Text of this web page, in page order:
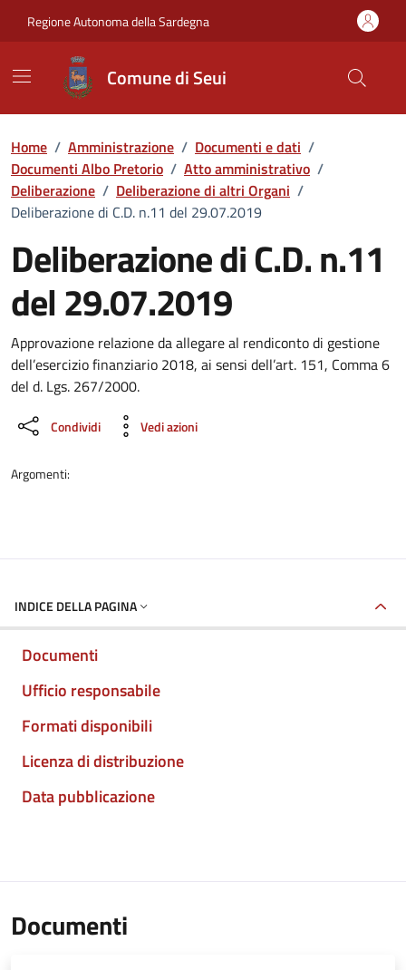
Regione Autonoma della Sardegna
Comune di Seui
Home / Amministrazione / Documenti e dati /
Documenti Albo Pretorio / Atto amministrativo /
Deliberazione / Deliberazione di altri Organi /
Deliberazione di C.D. n.11 del 29.07.2019
Deliberazione di C.D. n.11
del 29.07.2019
Dettaglio del documento
Approvazione relazione da allegare al rendiconto di gestione
dell’esercizio finanziario 2018, ai sensi dell’art. 151, Comma 6
del d. Lgs. 267/2000.
Condividi Vedi azioni
Argomenti:
INDICE DELLA PAGINA
Documenti
Ufficio responsabile
Formati disponibili
Licenza di distribuzione
Data pubblicazione
Documenti